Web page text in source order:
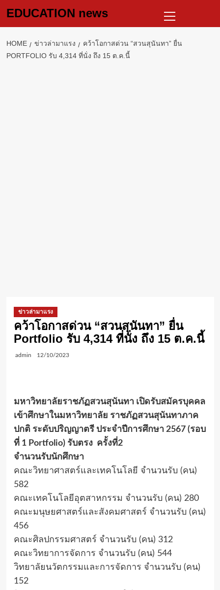
EDUCATION news
Menu
HOME ข่าวล่ามาแรง
คว้าโอกาสด่วน “สวนสุนันทา” ยื่น
PORTFOLIO รับ 4,314 ที่นั่ง ถึง 15 ต.ค.นี้
ข่าวล่ามาแรง
คว้าโอกาสด่วน “สวนสุนันทา” ยื่น
Portfolio รับ 4,314 ที่นั่ง ถึง 15 ต.ค.นี้
admin 12/10/2023
มหาวิทยาลัยราชภัฏสวนสุนันทา เปิดรับสมัครบุคคล
เข้าศึกษาในมหาวิทยาลัย ราชภัฏสวนสุนันทาภาค
ปกติ ระดับปริญญาตรี ประจำปีการศึกษา 2567 (รอบ
ที่ 1 Portfolio) รับตรง ครั้งที่2
จำนวนรับนักศึกษา
คณะวิทยาศาสตร์และเทคโนโลยี จำนวนรับ (คน)
582
คณะเทคโนโลยีอุตสาหกรรม จำนวนรับ (คน) 280
คณะมนุษยศาสตร์และสังคมศาสตร์ จำนวนรับ (คน)
456
คณะศิลปกรรมศาสตร์ จำนวนรับ (คน) 312
คณะวิทยาการจัดการ จำนวนรับ (คน) 544
วิทยาลัยนวัตกรรมและการจัดการ จำนวนรับ (คน)
152